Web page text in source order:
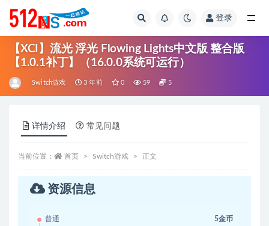
登录
【XCI】流光 浮光 Flowing Lights中文版 整合版
【1.0.1补丁】（16.0.0系统可运行）
Switch游戏 3 年前 0 59 5
详情介绍 常见问题
当前位置： 首页 Switch游戏 正文
资源信息
普通 5金币